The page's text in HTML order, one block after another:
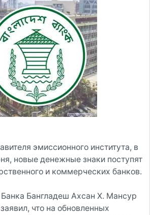
эмиссионного института, в
новые денежные знаки поступят
и коммерческих банков.
Банка Бангладеш Ахсан Х. Мансур
что на обновленных